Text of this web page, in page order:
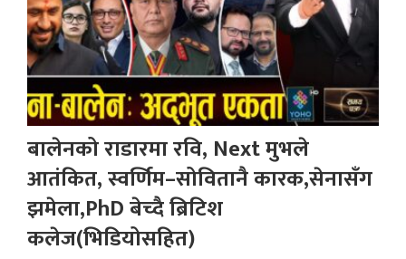
बालेनको राडारमा रवि, Next मुभले
आतंकित, स्वर्णिम–सोवितानै कारक,सेनासँग
झमेला,PhD बेच्दै ब्रिटिश
कलेज(भिडियोसहित)